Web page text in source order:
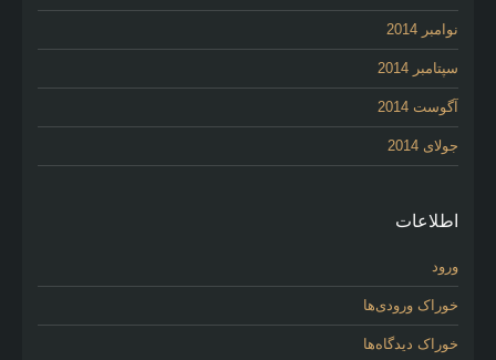
نوامبر 2014
سپتامبر 2014
آگوست 2014
جولای 2014
اطلاعات
ورود
خوراک ورودی‌ها
خوراک دیدگاه‌ها